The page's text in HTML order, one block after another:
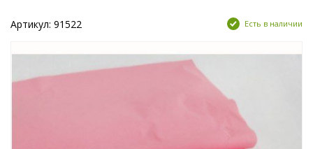
Артикул: 91522 Есть в наличии